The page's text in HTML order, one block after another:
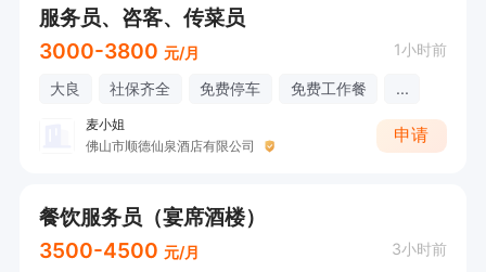
服务员、咨客、传菜员
3000-3800 元/月 1小时前
大良 社保齐全 免费停车 免费工作餐 ...
麦小姐
佛山市顺德仙泉酒店有限公司
申请
餐饮服务员（宴席酒楼）
3500-4500 元/月 3小时前